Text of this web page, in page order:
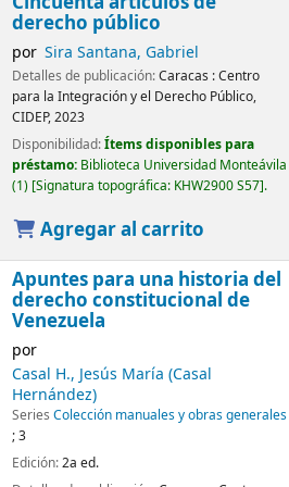
derecho público
por Sira Santana, Gabriel
Detalles de publicación:Caracas :Centro
para la Integración y el Derecho Público,
CIDEP,2023
Disponibilidad:Ítems disponibles para
préstamo: Biblioteca Universidad Monteávila
(1) Signatura topográfica: KHW2900 S57 .
Agregar al carrito
Apuntes para una historia del
derecho constitucional de
Venezuela
por
Casal H., Jesús María (Casal
Hernández)
Series Colección manuales y obras generales
; 3
Edición:2a ed.